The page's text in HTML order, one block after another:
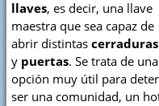
llaves, es decir, una llave
maestra que sea capaz de
abrir distintascerraduras
y puertas. Se trata de una
opción muy útil para
ser una comunidad, un